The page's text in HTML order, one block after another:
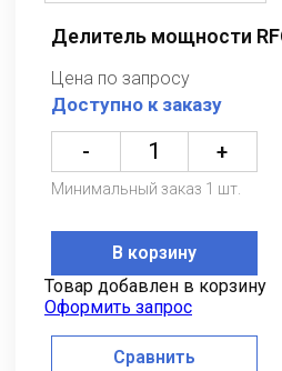
Делитель мощности
Цена по запросу
Доступно к заказу
- +
Минимальный заказ 1 шт.
В корзину
Товар добавлен в корзину
Оформить запрос
Сравнить